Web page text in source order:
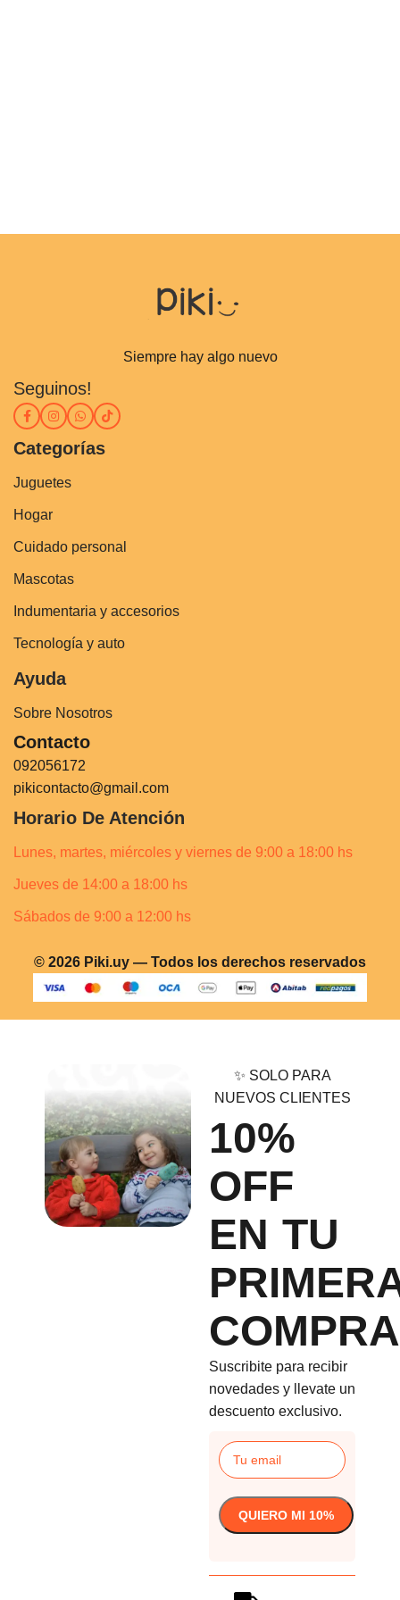
Siempre hay algo nuevo
Seguinos!
Categorías
Juguetes
Hogar
Cuidado personal
Mascotas
Indumentaria y accesorios
Tecnología y auto
Ayuda
Sobre Nosotros
Contacto
092056172
pikicontacto@gmail.com
Horario De Atención
Lunes, martes, miércoles y viernes de 9:00 a 18:00 hs
Jueves de 14:00 a 18:00 hs
Sábados de 9:00 a 12:00 hs
© 2026 Piki.uy — Todos los derechos reservados
✨ SOLO PARA
NUEVOS CLIENTES
10%
OFF
EN TU
COMPRA
Suscribite para recibir
novedades y llevate un
descuento exclusivo.